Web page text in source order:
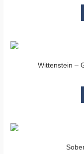
Wittenstein –